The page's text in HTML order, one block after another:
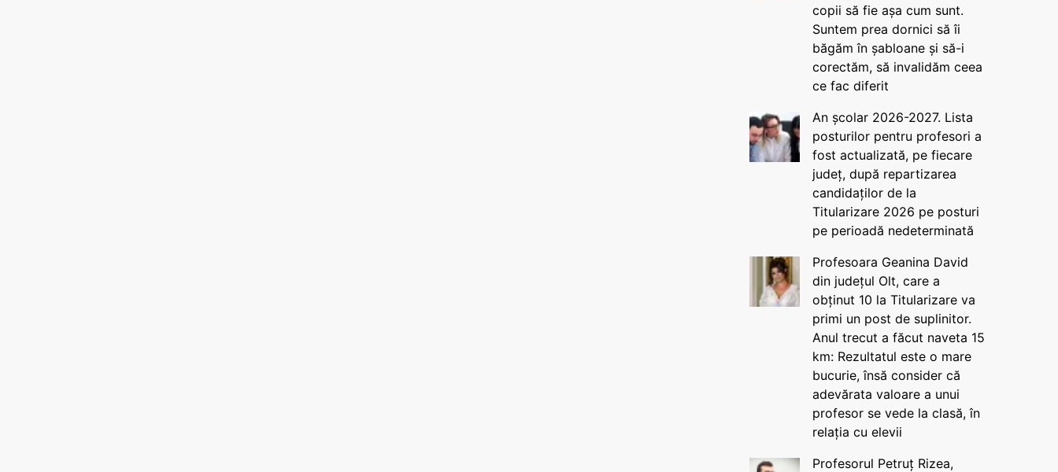
copii să fie așa cum sunt.
Suntem prea dornici să îi
băgăm în șabloane și să-i
corectăm, să invalidăm ceea
ce fac diferit
An școlar 2026-2027. Lista
posturilor pentru profesori a
fost actualizată, pe fiecare
județ, după repartizarea
candidaților de la
Titularizare 2026 pe posturi
pe perioadă nedeterminată
Profesoara Geanina David
din județul Olt, care a
obținut 10 la Titularizare va
primi un post de suplinitor.
Anul trecut a făcut naveta 15
km: Rezultatul este o mare
bucurie, însă consider că
adevărata valoare a unui
profesor se vede la clasă, în
relația cu elevii
Profesorul Petruț Rizea,